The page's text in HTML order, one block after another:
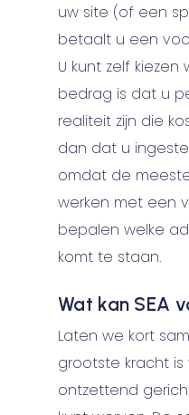
uw site (of een
betaalt u een
U kunt zelf
bedrag is dat u
realiteit zijn die
dan dat u
omdat de
werken met een
bepalen welke
komt te staan.
Wat kan SEA
Laten we kort
grootste kracht is
ontzettend